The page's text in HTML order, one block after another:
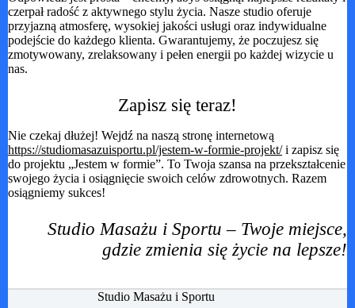
czerpał radość z aktywnego stylu życia. Nasze studio oferuje
przyjazną atmosferę, wysokiej jakości usługi oraz indywidualne
podejście do każdego klienta. Gwarantujemy, że poczujesz się
zmotywowany, zrelaksowany i pełen energii po każdej wizycie u
nas.
Zapisz się teraz!
Nie czekaj dłużej! Wejdź na naszą stronę internetową
https://studiomasazuisportu.pl/jestem-w-formie-projekt/i zapisz się
do projektu „Jestem w formie”. To Twoja szansa na przekształcenie
swojego życia i osiągnięcie swoich celów zdrowotnych. Razem
osiągniemy sukces!
Studio Masażu i Sportu – Twoje miejsce,
gdzie zmienia się życie na lepsze!
Studio Masażu i Sportu